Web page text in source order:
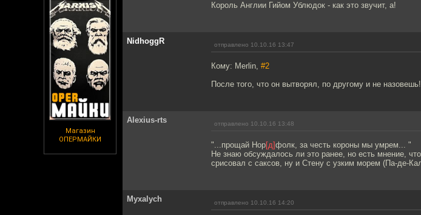
Магазин
ОПЕРМАЙКИ
Король Англии Гийом Ублюдок - как это звучит, а!
NidhoggR отправлено 10.10.16 13:47
Кому: Merlin, #2
После того, что он вытворял, по другому и не
Alexius-rts отправлено 10.10.16 13:48
"...прощай Нор[д]фолк, за честь короны мы умрем... "
Не знаю обсуждалось ли это ранее, но есть мнение,
срисовал с саксов, ну и Стену с узким морем (Па-де-
Myxalych отправлено 10.10.16 14:20